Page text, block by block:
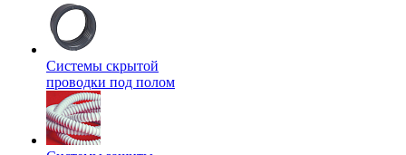
Системы скрытой
проводки под полом